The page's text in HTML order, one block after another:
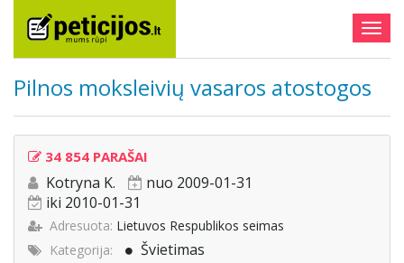
Pilnos moksleivių vasaros atostogos
34 854 PARAŠAI
Kotryna K.
nuo 2009-01-31
iki 2010-01-31
Adresuota: Lietuvos Respublikos seimas
Kategorija:
Švietimas